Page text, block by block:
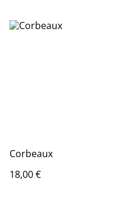
Corbeaux
18,00 €